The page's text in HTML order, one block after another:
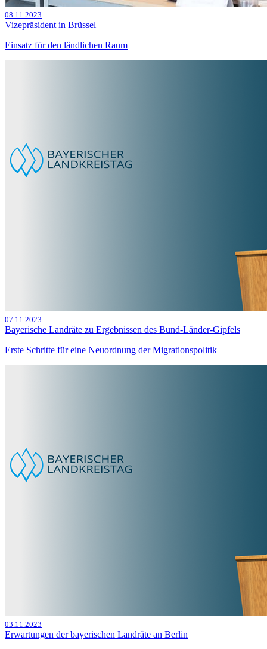
08.11.2023
Vizepräsident in Brüssel
Einsatz für den ländlichen Raum
07.11.2023
Bayerische Landräte zu Ergebnissen des Bund-Länder-Gipfels
Erste Schritte für eine Neuordnung der Migrationspolitik
03.11.2023
Erwartungen der bayerischen Landräte an Berlin